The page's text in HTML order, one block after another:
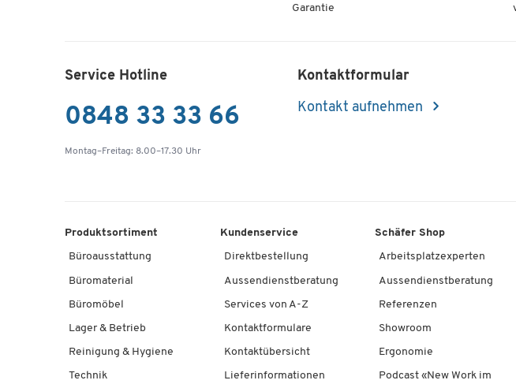
Bis zu
Garantie
Service Hotline
0848 33 33 66
Montag–Freitag: 8.00–17.30 Uhr
Kontaktformular
Kontakt aufnehmen
Produktsortiment
Büroausstattung
Büromaterial
Büromöbel
Lager & Betrieb
Reinigung & Hygiene
Technik
Kundenservice
Direktbestellung
Aussendienstberatung
Services von A-Z
Kontaktformulare
Kontaktübersicht
Lieferinformationen
Schäfer Shop
Arbeitsplatzexperten
Aussendienstberatung
Referenzen
Showroom
Ergonomie
Podcast «New Work im